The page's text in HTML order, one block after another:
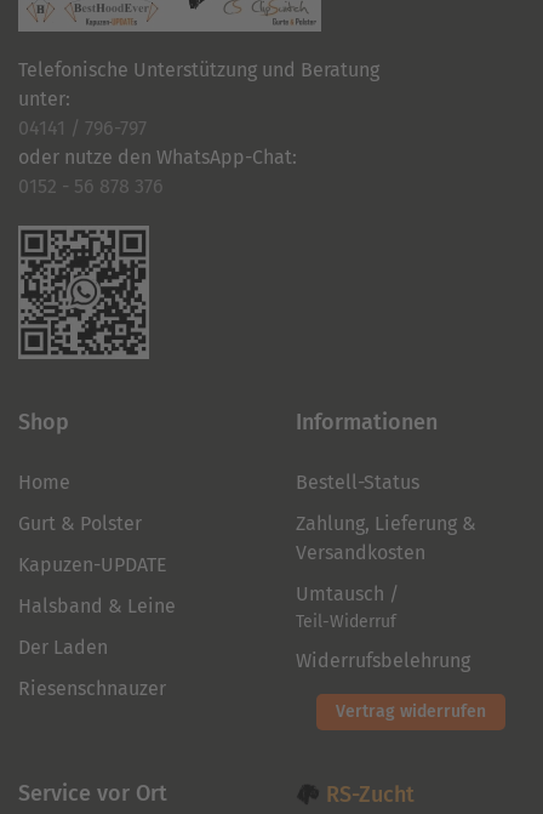
Telefonische Unterstützung und Beratung
unter:
04141 / 796-797
oder nutze den WhatsApp-Chat:
0152 - 56 878 376
Shop
Home
Gurt & Polster
Kapuzen-UPDATE
Halsband & Leine
Der Laden
Riesenschnauzer
Informationen
Bestell-Status
Zahlung, Lieferung &
Versandkosten
Umtausch /
Teil-Widerruf
Widerrufsbelehrung
Vertrag widerrufen
Service vor Ort RS-Zucht